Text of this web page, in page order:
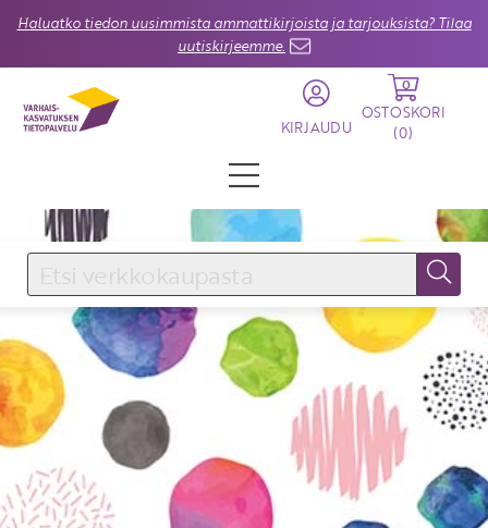
Haluatko tiedon uusimmista ammattikirjoista ja tarjouksista? Tilaa
uutiskirjeemme.
KIRJAUDU
0
OSTOSKORI
(0)
KIRJAUDU SISÄÄN
Käyttäjätunnus
Salasana
Unohtuiko salasana?
KIRJAUDU SISÄÄN